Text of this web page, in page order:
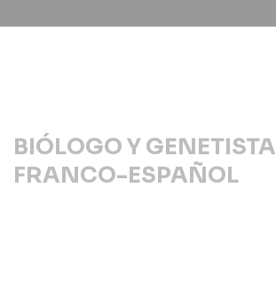
BIÓLOGO Y GENETISTA
FRANCO-ESPAÑOL